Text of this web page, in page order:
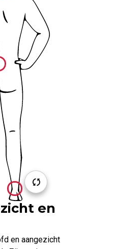
en
en aangezicht